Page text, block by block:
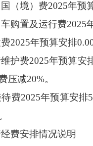
国（境）费2025年预
车购置及运行费
2025年预算安排
护费2025年预算安
压减20%。
待费2025年预算安
费安排情况说明